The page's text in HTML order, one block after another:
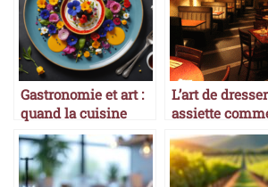
Gastronomie et art :
quand la cuisine
devient une œuvre
L’art de
assiette
chef étoilé